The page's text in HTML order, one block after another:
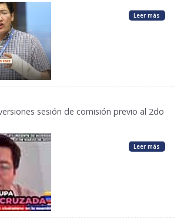
Leer más
sesión de comisión previo al 2do
Leer más